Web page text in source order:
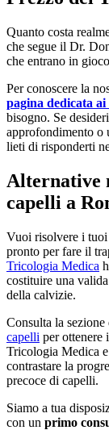
Quanto costa
che segue il Dr.
che entrano in
Per conoscere la
pagina dedicata ai
bisogno. Se
approfondimento o
lieti di risponderti
Alternative
capelli a
Vuoi risolvere i
pronto per fare il
Tricologia Medica
costituire una
della calvizie.
Consulta la
capelli per ottenere
Tricologia Medica
contrastare la
precoce di capelli.
Siamo a tua
con un primo